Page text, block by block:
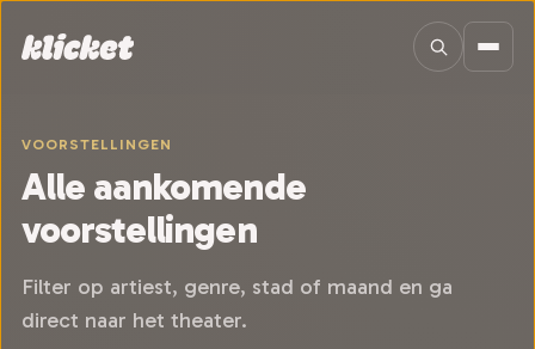
VOORSTELLINGEN
Alle aankomende
voorstellingen
Filter op artiest, genre, stad of maand en ga
direct naar het theater.